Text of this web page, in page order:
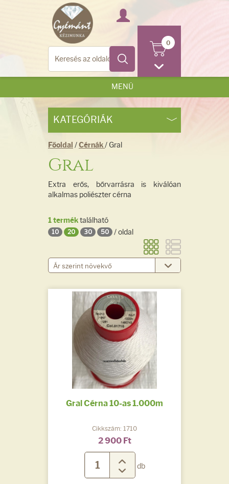
0
MENÜ
KATEGÓRIÁK
Főoldal /Cérnák/ Gral
Gral
Extra erős, bőrvarrásra is kiválóan
alkalmas poliészter cérna
1 terméktalálható
10 20 30 50 / oldal
Gral Cérna 10-as 1.000m
Cikkszám: 1710
2 900 Ft
db